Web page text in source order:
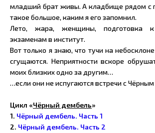
младший брат живы. А кладбище рядом с
такое большое, каким я его запомнил.
Лето, жара, женщины, подготовка к
экзаменам в институт.
Вот только я знаю, что тучи на
сгущаются. Неприятности вскоре
моих близких одно за другим…
…если они не испугаются встречи с
Цикл «Чёрный дембель»
1. Чёрный дембель. Часть 1
2. Чёрный дембель. Часть 2